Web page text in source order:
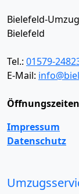
Bielefeld-
Bielefeld
Tel.: 01579-
E-Mail:
Impressum
Datenschutz